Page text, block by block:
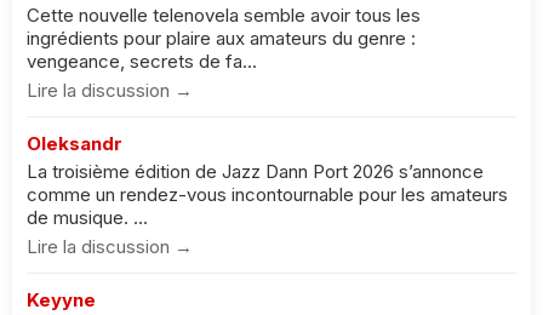
Cette nouvelle telenovela semble avoir tous les
ingrédients pour plaire aux amateurs du genre :
vengeance, secrets de fa...
Lire la discussion →
Oleksandr
La troisième édition de Jazz Dann Port 2026 s’annonce
comme un rendez-vous incontournable pour les amateurs
de musique. ...
Lire la discussion →
Keyyne